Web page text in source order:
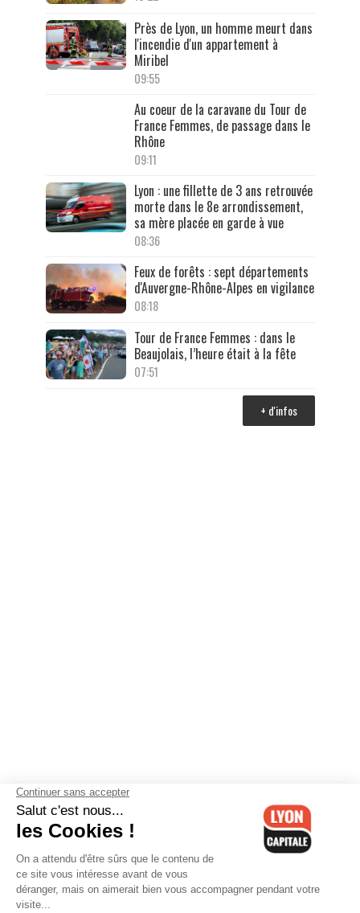
Près de Lyon, un homme meurt dans
l'incendie d'un appartement à
Miribel
09:55
Au coeur de la caravane du Tour de
France Femmes, de passage dans le
Rhône
09:11
Lyon : une fillette de 3 ans retrouvée
morte dans le 8e arrondissement,
sa mère placée en garde à vue
08:36
Feux de forêts : sept départements
d'Auvergne-Rhône-Alpes en vigilance
08:18
Tour de France Femmes : dans le
Beaujolais, l’heure était à la fête
07:51
+ d'infos